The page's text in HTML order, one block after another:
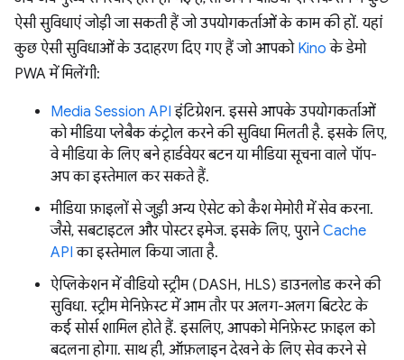
ऐसी सुविधाएं जोड़ी जा सकती हैं जो उपयोगकर्ताओं के काम की हों. यहां
कुछ ऐसी सुविधाओं के उदाहरण दिए गए हैं जो आपको Kino के डेमो
PWA में मिलेंगी:
Media Session API इंटिग्रेशन. इससे आपके उपयोगकर्ताओं
को मीडिया प्लेबैक कंट्रोल करने की सुविधा मिलती है. इसके लिए,
वे मीडिया के लिए बने हार्डवेयर बटन या मीडिया सूचना वाले पॉप-
अप का इस्तेमाल कर सकते हैं.
मीडिया फ़ाइलों से जुड़ी अन्य ऐसेट को कैश मेमोरी में सेव करना.
जैसे, सबटाइटल और पोस्टर इमेज. इसके लिए, पुरानेCache
API का इस्तेमाल किया जाता है.
ऐप्लिकेशन में वीडियो स्ट्रीम (DASH, HLS) डाउनलोड करने की
सुविधा. स्ट्रीम मेनिफ़ेस्ट में आम तौर पर अलग-अलग बिटरेट के
कई सोर्स शामिल होते हैं. इसलिए, आपको मेनिफ़ेस्ट फ़ाइल को
बदलना होगा. साथ ही, ऑफ़लाइन देखने के लिए सेव करने से